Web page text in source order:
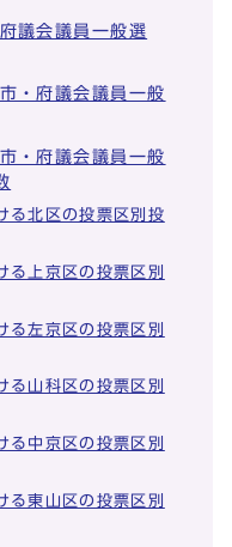
議会議員一般選
・府議会議員一般
・府議会議員一般
る北区の投票区別投
る上京区の投票区別
る左京区の投票区別
る山科区の投票区別
る中京区の投票区別
る東山区の投票区別